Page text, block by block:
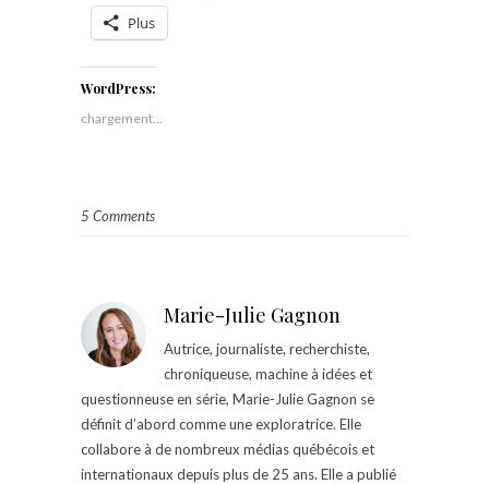
Plus
WordPress:
chargement…
5 Comments
Marie-Julie Gagnon
Autrice, journaliste, recherchiste,
chroniqueuse, machine à idées et
questionneuse en série, Marie-Julie Gagnon se
définit d’abord comme une exploratrice. Elle
collabore à de nombreux médias québécois et
internationaux depuis plus de 25 ans. Elle a publié